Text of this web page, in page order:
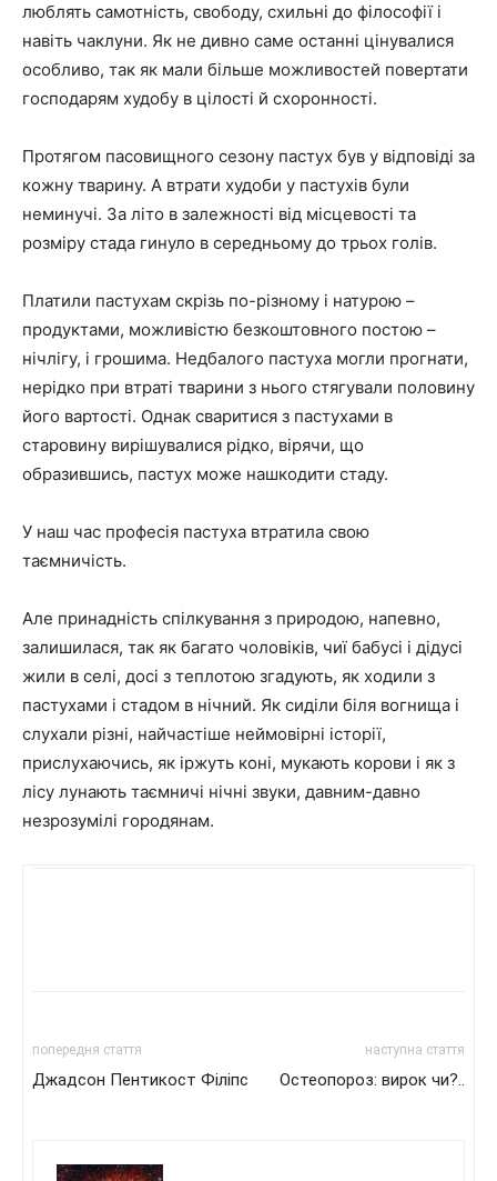
люблять самотність, свободу, схильні до філософії і
навіть чаклуни. Як не дивно саме останні цінувалися
особливо, так як мали більше можливостей повертати
господарям худобу в цілості й схоронності.
Протягом пасовищного сезону пастух був у відповіді за
кожну тварину. А втрати худоби у пастухів були
неминучі. За літо в залежності від місцевості та
розміру стада гинуло в середньому до трьох голів.
Платили пастухам скрізь по-різному і натурою –
продуктами, можливістю безкоштовного постою –
нічлігу, і грошима. Недбалого пастуха могли прогнати,
нерідко при втраті тварини з нього стягували половину
його вартості. Однак сваритися з пастухами в
старовину вирішувалися рідко, вірячи, що
образившись, пастух може нашкодити стаду.
У наш час професія пастуха втратила свою
таємничість.
Але принадність спілкування з природою, напевно,
залишилася, так як багато чоловіків, чиї бабусі і дідусі
жили в селі, досі з теплотою згадують, як ходили з
пастухами і стадом в нічний. Як сиділи біля вогнища і
слухали різні, найчастіше неймовірні історії,
прислухаючись, як іржуть коні, мукають корови і як з
лісу лунають таємничі нічні звуки, давним-давно
незрозумілі городянам.
попередня стаття
Джадсон Пентикост Філіпс
наступна стаття
Остеопороз: вирок чи?..